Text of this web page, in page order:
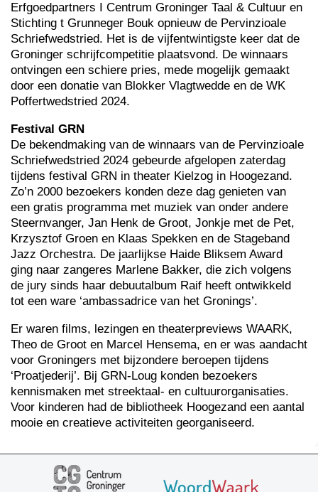
Erfgoedpartners I Centrum Groninger Taal & Cultuur en
Stichting t Grunneger Bouk opnieuw de Pervinzioale
Schriefwedstried. Het is de vijfentwintigste keer dat de
Groninger schrijfcompetitie plaatsvond. De winnaars
ontvingen een schiere pries, mede mogelijk gemaakt
door een donatie van Blokker Vlagtwedde en de WK
Poffertwedstried 2024.
Festival GRN
De bekendmaking van de winnaars van de Pervinzioale
Schriefwedstried 2024 gebeurde afgelopen zaterdag
tijdens festival GRN in theater Kielzog in Hoogezand.
Zo’n 2000 bezoekers konden deze dag genieten van
een gratis programma met muziek van onder andere
Steernvanger, Jan Henk de Groot, Jonkje met de Pet,
Krzysztof Groen en Klaas Spekken en de Stageband
Jazz Orchestra. De jaarlijkse Haide Bliksem Award
ging naar zangeres Marlene Bakker, die zich volgens
de jury sinds haar debuutalbum Raif heeft ontwikkeld
tot een ware ‘ambassadrice van het Gronings’.
Er waren films, lezingen en theaterpreviews WAARK,
Theo de Groot en Marcel Hensema, en er was aandacht
voor Groningers met bijzondere beroepen tijdens
‘Proatjederij’. Bij GRN-Loug konden bezoekers
kennismaken met streektaal- en cultuurorganisaties.
Voor kinderen had de bibliotheek Hoogezand een aantal
mooie en creatieve activiteiten georganiseerd.